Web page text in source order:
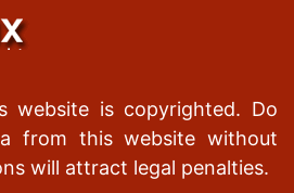
website is copyrighted. Do
from this website without
will attract legal penalties.